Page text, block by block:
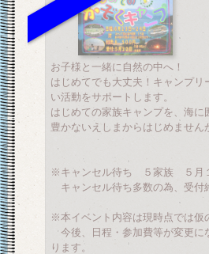
お子様と一緒に自然の中へ！
はじめてでも大丈夫！キャンプリ
い活動をサポートします。
はじめての家族キャンプを、海に
豊かないえしまからはじめません
※キャンセル待ち ５家族 ５月
キャンセル待ち多数の為、受付
※本イベント内容は現時点では仮
今後、日程・参加費等が変更に
ります。